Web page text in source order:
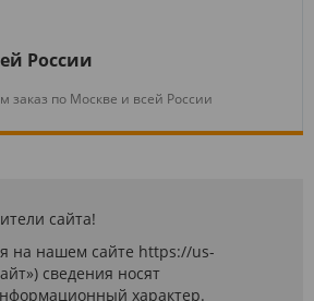
России
заказ по Москве и всей России
сайта!
на нашем сайте https://us-
сведения носят
характер.